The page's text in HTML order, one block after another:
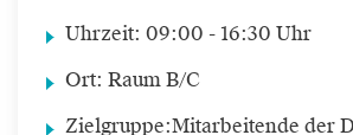
Uhrzeit: 09:00 - 16:30 Uhr
Ort: Raum B/C
Zielgruppe:Mitarbeitende der